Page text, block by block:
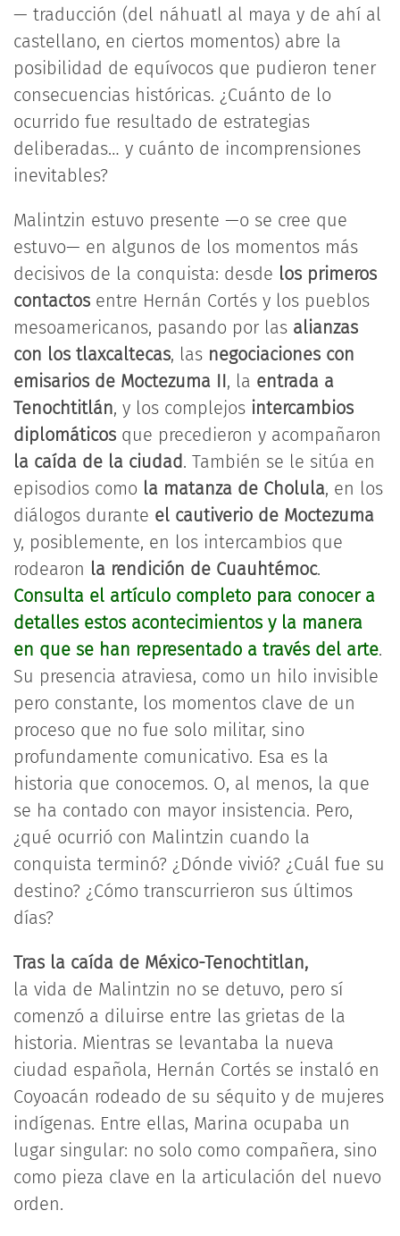
— traducción (del náhuatl al maya y de ahí al
castellano, en ciertos momentos) abre la
posibilidad de equívocos que pudieron tener
consecuencias históricas. ¿Cuánto de lo
ocurrido fue resultado de estrategias
deliberadas… y cuánto de incomprensiones
inevitables?
Malintzin estuvo presente —o se cree que
estuvo— en algunos de los momentos más
decisivos de la conquista: desde los primeros
contactos entre Hernán Cortés y los pueblos
mesoamericanos, pasando por las alianzas
con los tlaxcaltecas, las negociaciones con
emisarios de Moctezuma II, la entrada a
Tenochtitlán, y los complejos intercambios
diplomáticos que precedieron y acompañaron
la caída de la ciudad. También se le sitúa en
episodios como la matanza de Cholula, en los
diálogos durante el cautiverio de Moctezuma
y, posiblemente, en los intercambios que
rodearon la rendición de Cuauhtémoc.
Consulta el artículo completo para conocer a
detalles estos acontecimientos y la manera
en que se han representado a través del arte.
Su presencia atraviesa, como un hilo invisible
pero constante, los momentos clave de un
proceso que no fue solo militar, sino
profundamente comunicativo. Esa es la
historia que conocemos. O, al menos, la que
se ha contado con mayor insistencia. Pero,
¿qué ocurrió con Malintzin cuando la
conquista terminó? ¿Dónde vivió? ¿Cuál fue su
destino? ¿Cómo transcurrieron sus últimos
días?
Tras la caída de México-Tenochtitlan,
la vida de Malintzin no se detuvo, pero sí
comenzó a diluirse entre las grietas de la
historia. Mientras se levantaba la nueva
ciudad española, Hernán Cortés se instaló en
Coyoacán rodeado de su séquito y de mujeres
indígenas. Entre ellas, Marina ocupaba un
lugar singular: no solo como compañera, sino
como pieza clave en la articulación del nuevo
orden.